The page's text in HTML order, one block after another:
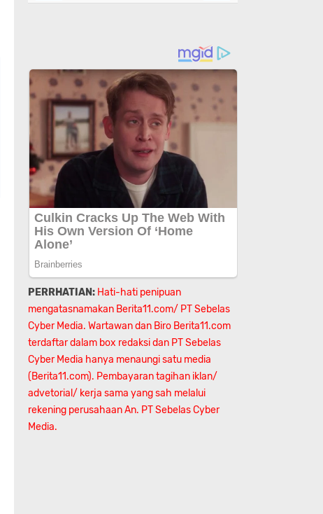
PERRHATIAN: Hati-hati penipuan
mengatasnamakan Berita11.com/ PT Sebelas
Cyber Media. Wartawan dan Biro Berita11.com
terdaftar dalam box redaksi dan PT Sebelas
Cyber Media hanya menaungi satu media
(Berita11.com). Pembayaran tagihan iklan/
advetorial/ kerja sama yang sah melalui
rekening perusahaan An. PT Sebelas Cyber
Media.